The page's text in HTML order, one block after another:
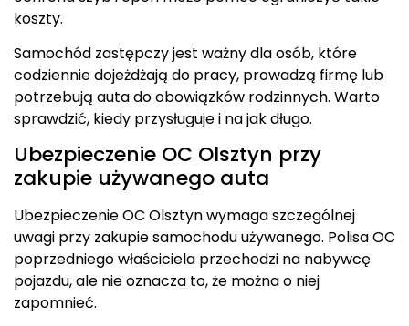
koszty.
Samochód zastępczy jest ważny dla osób, które
codziennie dojeżdżają do pracy, prowadzą firmę lub
potrzebują auta do obowiązków rodzinnych. Warto
sprawdzić, kiedy przysługuje i na jak długo.
Ubezpieczenie OC Olsztyn przy
zakupie używanego auta
Ubezpieczenie OC Olsztyn wymaga szczególnej
uwagi przy zakupie samochodu używanego. Polisa OC
poprzedniego właściciela przechodzi na nabywcę
pojazdu, ale nie oznacza to, że można o niej
zapomnieć.